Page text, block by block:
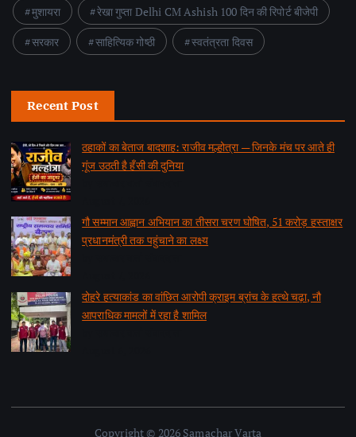
मुशायरा
रेखा गुप्ता Delhi CM Ashish 100 दिन की रिपोर्ट बीजेपी
सरकार
साहित्यिक गोष्ठी स्वतंत्रता दिवस
Recent Post
ठहाकों का बेताज बादशाह: राजीव मल्होत्रा — जिनके मंच पर आते ही
गूंज उठती है हँसी की दुनिया
गौ सम्मान आह्वान अभियान का तीसरा चरण घोषित, 51 करोड़ हस्ताक्षर
प्रधानमंत्री तक पहुंचाने का लक्ष्य
दोहरे हत्याकांड का वांछित आरोपी क्राइम ब्रांच के हत्थे चढ़ा, नौ
आपराधिक मामलों में रहा है शामिल
Copyright © 2026 Samachar Varta